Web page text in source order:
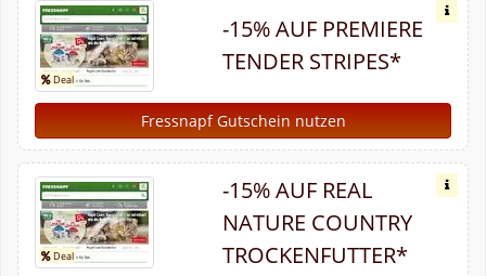
-15% AUF PREMIERE
TENDER STRIPES*
Fressnapf Gutschein nutzen
-15% AUF REAL
NATURE COUNTRY
TROCKENFUTTER*